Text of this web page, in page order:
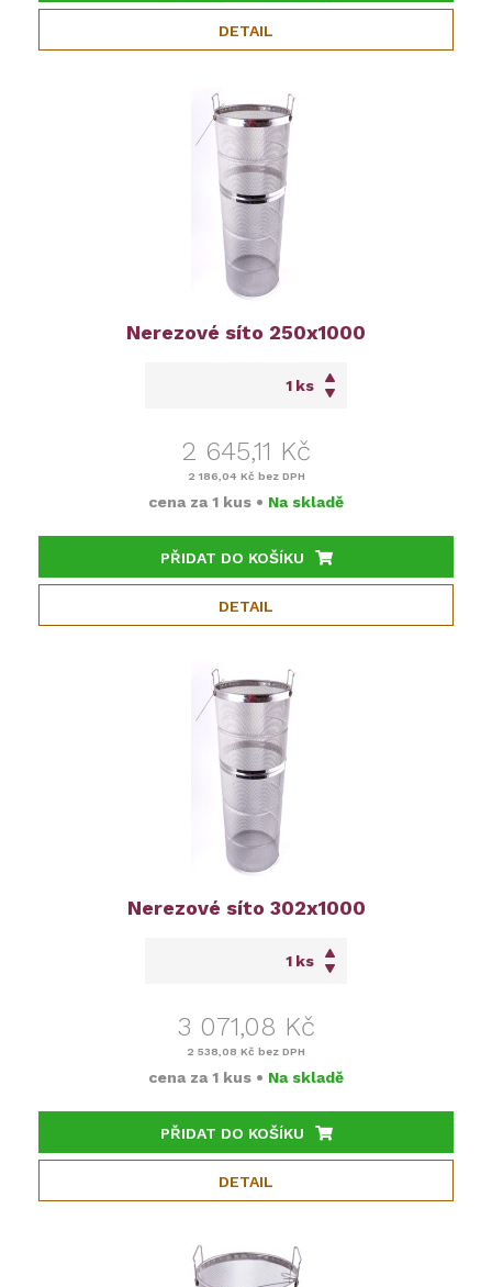
DETAIL
Nerezové síto 250x1000
ks
2 645,11 Kč
2 186,04 Kč bez DPH
cena za 1 kus • Na skladě
PŘIDAT DO KOŠÍKU
DETAIL
Nerezové síto 302x1000
ks
3 071,08 Kč
2 538,08 Kč bez DPH
cena za 1 kus • Na skladě
PŘIDAT DO KOŠÍKU
DETAIL